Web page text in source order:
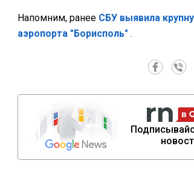
Напомним, ранее СБУ выявила
аэропорта "Борисполь" .